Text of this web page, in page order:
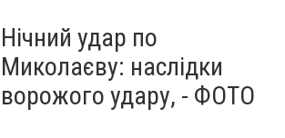
Нічний удар по
Миколаєву: наслідки
ворожого удару, - ФОТО